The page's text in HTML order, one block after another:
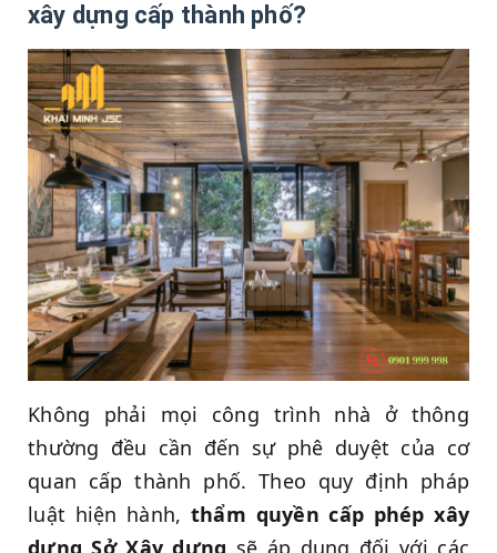
xây dựng cấp thành phố?
Không phải mọi công trình nhà ở thông
thường đều cần đến sự phê duyệt của cơ
quan cấp thành phố. Theo quy định pháp
luật hiện hành, thẩm quyền cấp phép xây
dựng Sở Xây dựng sẽ áp dụng đối với các